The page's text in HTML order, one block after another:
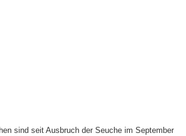
sind seit Ausbruch der Seuche im September